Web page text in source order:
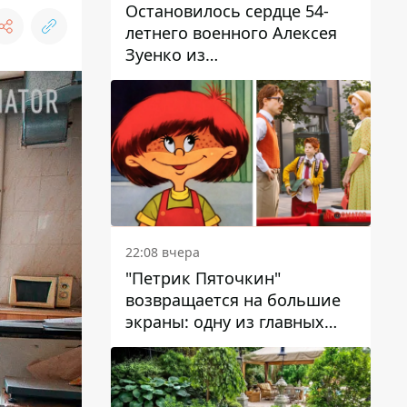
Остановилось сердце 54-
летнего военного Алексея
Зуенко из
Днепропетровской области
22:08 вчера
"Петрик Пяточкин"
возвращается на большие
экраны: одну из главных
ролей сыграет 9-летний
днепрянин Александр
Войтеховский